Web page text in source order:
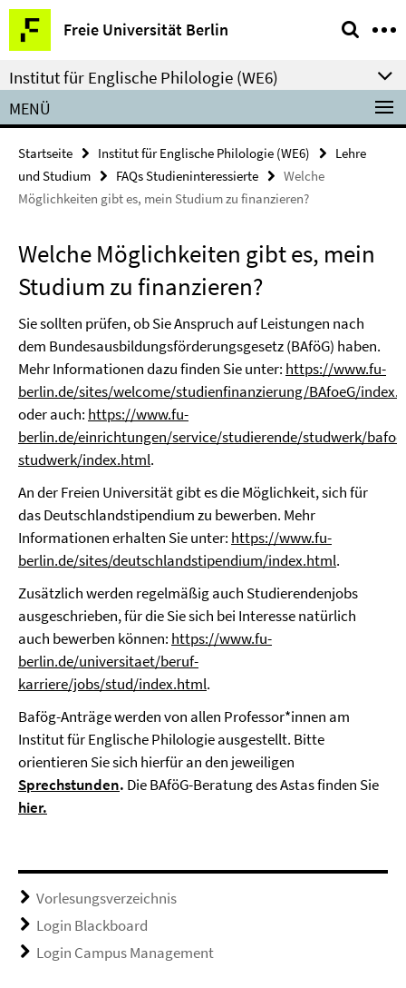
Springe
direkt
zu
Inhalt
Freie Universität Berlin
Service-
Navigation
Institut für Englische Philologie (WE6)
MENÜ
Startseite Institut für Englische Philologie (WE6)
Lehre
und Studium
FAQs Studieninteressierte
Welche
Möglichkeiten gibt es, mein Studium zu finanzieren?
Welche Möglichkeiten gibt es, mein
Studium zu finanzieren?
Sie sollten prüfen, ob Sie Anspruch auf Leistungen nach
dem Bundesausbildungsförderungsgesetz (BAföG) haben.
Mehr Informationen dazu finden Sie unter: https://www.fu-
berlin.de/sites/welcome/studienfinanzierung/BAfoeG/
oder auch: https://www.fu-
berlin.de/einrichtungen/service/studierende/studwerk/
studwerk/index.html.
An der Freien Universität gibt es die Möglichkeit, sich für
das Deutschlandstipendium zu bewerben. Mehr
Informationen erhalten Sie unter: https://www.fu-
berlin.de/sites/deutschlandstipendium/index.html.
Zusätzlich werden regelmäßig auch Studierendenjobs
ausgeschrieben, für die Sie sich bei Interesse natürlich
auch bewerben können: https://www.fu-
berlin.de/universitaet/beruf-
karriere/jobs/stud/index.html.
Bafög-Anträge werden von allen Professor*innen am
Institut für Englische Philologie ausgestellt. Bitte
orientieren Sie sich hierfür an den jeweiligen
Sprechstunden. Die BAföG-Beratung des Astas finden Sie
hier.
Vorlesungsverzeichnis
Login Blackboard
Login Campus Management